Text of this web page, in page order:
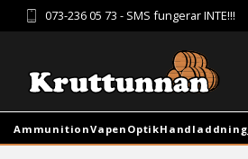
073-236 05 73 - SMS fungerar INTE!!!
AmmunitionVapen OptikHandladdning